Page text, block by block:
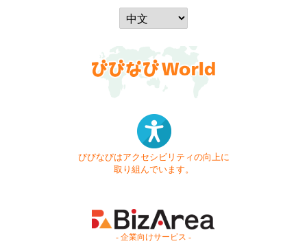
びびなびはアクセシビリティの向上に
取り組んでいます。
- 企業向けサービス -